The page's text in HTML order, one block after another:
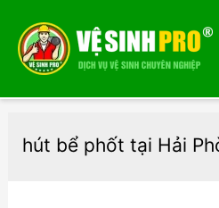
hút bể phốt tại Hải